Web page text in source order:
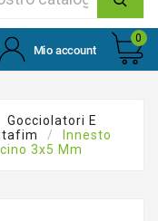
Mio account
0
Gocciolatori E
Innesto
3x5 Mm